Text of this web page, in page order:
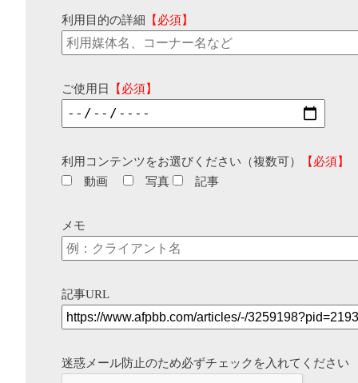
利用目的の詳細 【必須】
ご使用日 【必須】
利用コンテンツをお選びください（複数可）
【必須】
動画
写真 記事
メモ
記事URL
迷惑メール防止のため必ずチェックを入れてください